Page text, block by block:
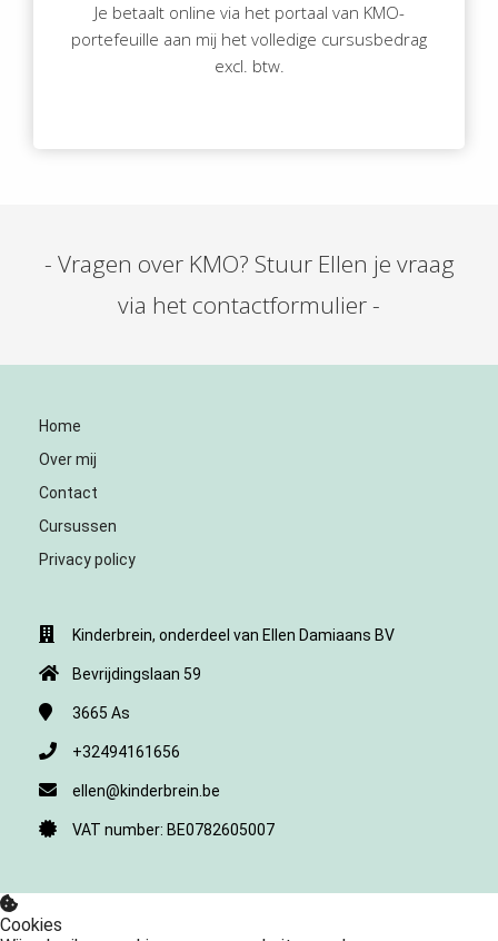
Je betaalt online via het portaal van KMO-
portefeuille aan mij het volledige cursusbedrag
excl. btw.
- Vragen over KMO? Stuur Ellen je vraag
via het contactformulier -
Home
Over mij
Contact
Cursussen
Privacy policy
Kinderbrein, onderdeel van Ellen Damiaans BV
Bevrijdingslaan 59
3665 As
+32494161656
ellen@kinderbrein.be
VAT number: BE0782605007
Cookies